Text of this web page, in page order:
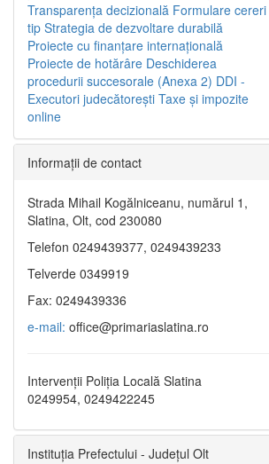
Transparenţa decizională Formulare cereri
tip Strategia de dezvoltare durabilă
Proiecte cu finanţare internaţională
Proiecte de hotărâre Deschiderea
procedurii succesorale (Anexa 2) DDI -
Executori judecătorești Taxe şi impozite
online
Informaţii de contact
Strada Mihail Kogălniceanu, numărul 1,
Slatina, Olt, cod 230080
Telefon 0249439377, 0249439233
Telverde 0349919
Fax: 0249439336
e-mail: office@primariaslatina.ro
Intervenții Poliția Locală Slatina
0249954, 0249422245
Instituția Prefectului - Județul Olt